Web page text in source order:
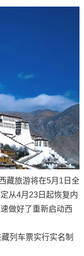
藏旅游将在5月1日全
从4月23日起恢复内
做好了重新启动西
列车票实行实名制